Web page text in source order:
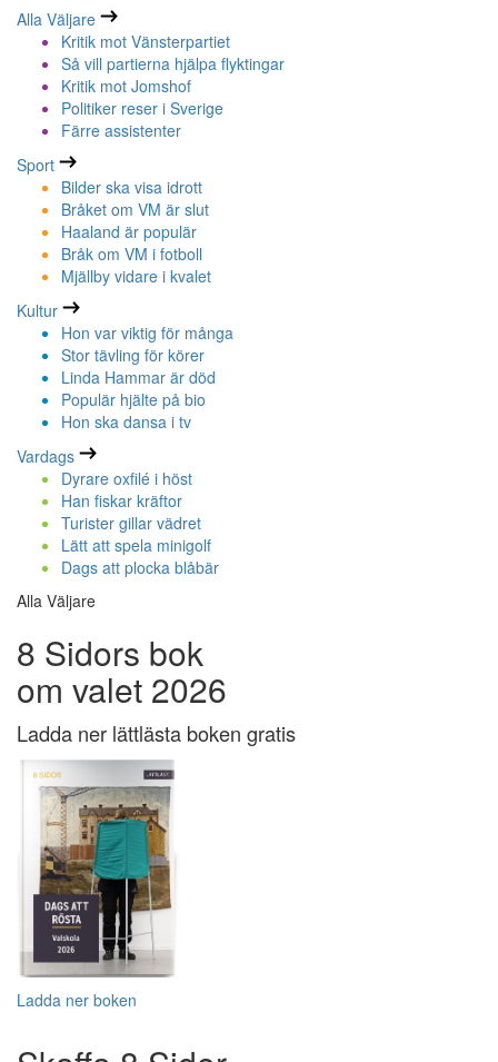
Alla Väljare
Kritik mot Vänsterpartiet
Så vill partierna hjälpa flyktingar
Kritik mot Jomshof
Politiker reser i Sverige
Färre assistenter
Sport
Bilder ska visa idrott
Bråket om VM är slut
Haaland är populär
Bråk om VM i fotboll
Mjällby vidare i kvalet
Kultur
Hon var viktig för många
Stor tävling för körer
Linda Hammar är död
Populär hjälte på bio
Hon ska dansa i tv
Vardags
Dyrare oxfilé i höst
Han fiskar kräftor
Turister gillar vädret
Lätt att spela minigolf
Dags att plocka blåbär
Alla Väljare
8 Sidors bok
om valet 2026
Ladda ner lättlästa boken gratis
Ladda ner boken